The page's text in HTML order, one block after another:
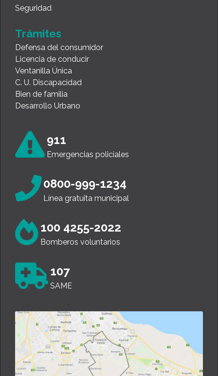
Seguridad
Trámites
Defensa del consumidor
Licencia de conducir
Ventanilla Única
C. U. Discapacidad
Bien de familia
Desarrollo Urbano
911
Emergencias policiales
0800-999-1234
Línea gratuita municipal
100 4255-2022
Bomberos voluntarios
107
SAME